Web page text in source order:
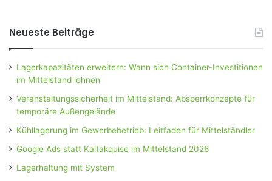
Neueste Beiträge
Lagerkapazitäten erweitern: Wann sich Container-Investitionen
im Mittelstand lohnen
Veranstaltungssicherheit im Mittelstand: Absperrkonzepte für
temporäre Außengelände
Kühllagerung im Gewerbebetrieb: Leitfaden für Mittelständler
Google Ads statt Kaltakquise im Mittelstand 2026
Lagerhaltung mit System